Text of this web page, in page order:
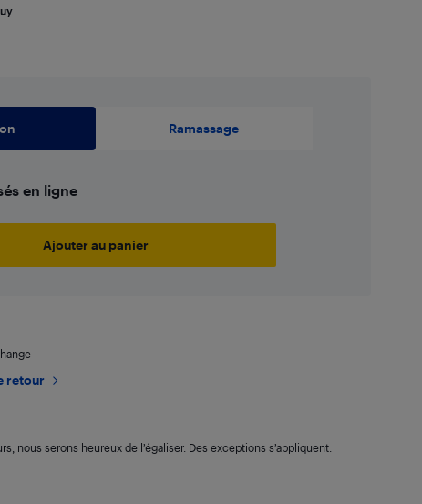
Ramassage
en ligne
Ajouter au panier
retour
nous serons heureux de l’égaliser. Des exceptions s’appliquent.